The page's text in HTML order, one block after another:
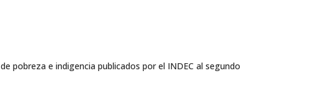
pobreza e indigencia publicados por el INDEC al segundo